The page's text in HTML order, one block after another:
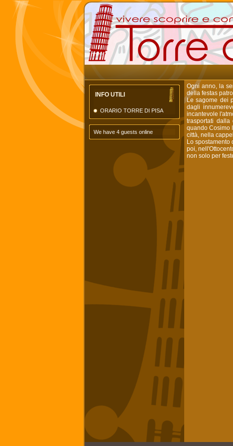
INFO UTILI
ORARIO TORRE DI PISA
We have 4 guests online
Ogni anno, la
della festas
Le sagome dei
dagli
incantevole
trasportati
quando Cosimo
città, nella
Lo spostamento
poi,
non solo per